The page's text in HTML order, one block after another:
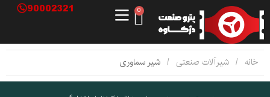
0
90002321
خانه شیرآلات صنعتی شیر سماوری